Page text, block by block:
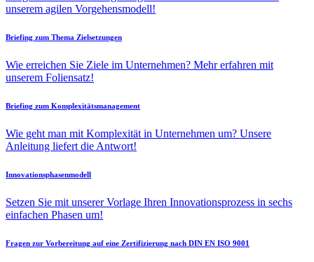
unserem agilen Vorgehensmodell!
Briefing zum Thema Zielsetzungen
Wie erreichen Sie Ziele im Unternehmen? Mehr erfahren mit
unserem Foliensatz!
Briefing zum Komplexitätsmanagement
Wie geht man mit Komplexität in Unternehmen um? Unsere
Anleitung liefert die Antwort!
Innovationsphasenmodell
Setzen Sie mit unserer Vorlage Ihren Innovationsprozess in sechs
einfachen Phasen um!
Fragen zur Vorbereitung auf eine Zertifizierung nach DIN EN ISO 9001